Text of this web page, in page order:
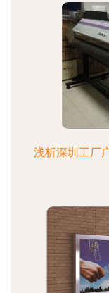
浅析深圳工厂